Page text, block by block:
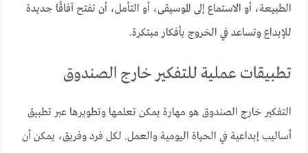
الطبيعة، أو الاستماع إلى الموسيقى، أو التأمل، أن تفتح آفاقًا جديدة
للإبداع وتساعد في الخروج بأفكار مبتكرة.
تطبيقات عملية للتفكير خارج الصندوق
التفكير خارج الصندوق هو مهارة يمكن تعلمها وتطويرها عبر تطبيق
أساليب إبداعية في الحياة اليومية والعمل. لكل فرد وفريق، يمكن أن